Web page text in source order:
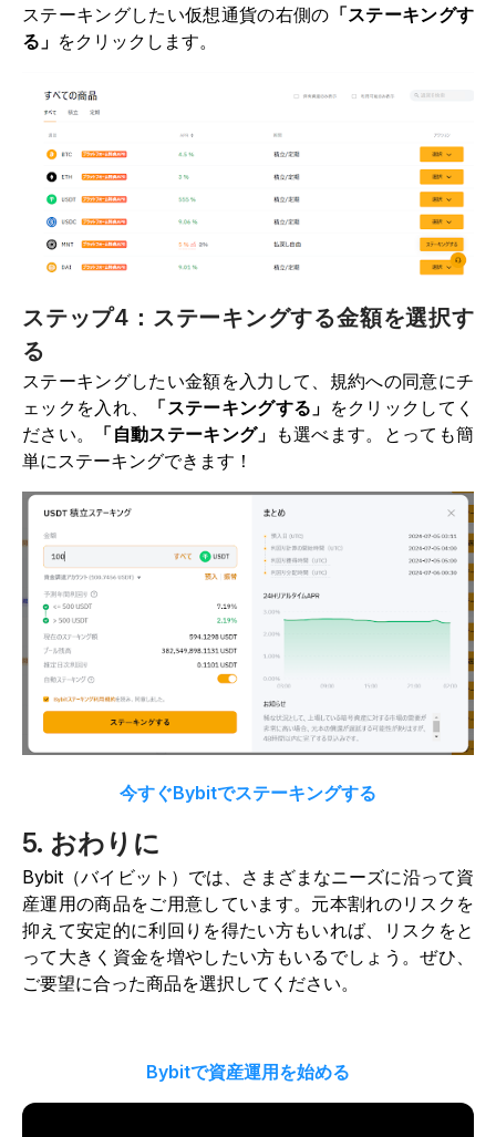
ステーキングしたい仮想通貨の右側の 「ステーキングす
る」 をクリックします。
ステップ4：ステーキングする金額を選択す
る
ステーキングしたい金額を入力して、規約への同意にチ
ェックを入れ、
「ステーキングする」 をクリックしてく
ださい。
「自動ステーキング」 も選べます。とっても簡
単にステーキングできます！
今すぐBybitでステーキングする
5. おわりに
Bybit（バイビット）では、さまざまなニーズに沿って資
産運用の商品をご用意しています。元本割れのリスクを
抑えて安定的に利回りを得たい方もいれば、リスクをと
って大きく資金を増やしたい方もいるでしょう。ぜひ、
ご要望に合った商品を選択してください。
Bybitで資産運用を始める